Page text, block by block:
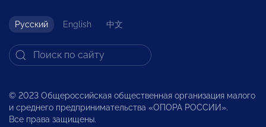
Русский English 中文
© 2023 Общероссийская общественная организация малого
и среднего предпринимательства «ОПОРА РОССИИ».
Все права защищены.